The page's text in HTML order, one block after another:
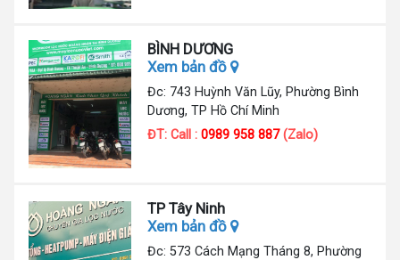
BÌNH DƯƠNG
Xem bản đồ
Đc: 743 Huỳnh Văn Lũy, Phường Bình
Dương, TP Hồ Chí Minh
ĐT: Call :0989 958 887(Zalo)
TP Tây Ninh
Xem bản đồ
Đc: 573 Cách Mạng Tháng 8, Phường